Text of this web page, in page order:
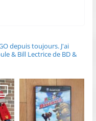
depuis toujours.J'ai
& Bill Lectrice de BD &